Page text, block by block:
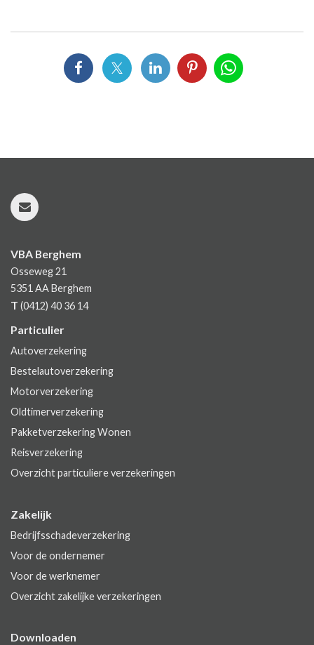
VBA Berghem
Osseweg 21
5351 AABerghem
T (0412) 40 36 14
Particulier
Autoverzekering
Bestelautoverzekering
Motorverzekering
Oldtimerverzekering
Pakketverzekering Wonen
Reisverzekering
Overzicht particuliere verzekeringen
Zakelijk
Bedrijfsschadeverzekering
Voor de ondernemer
Voor de werknemer
Overzicht zakelijke verzekeringen
Downloaden